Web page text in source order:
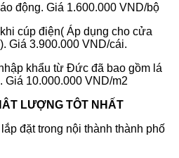
Giá 1.600.000 VND/bộ
cúp điện( Áp dụng cho cửa
Giá 3.900.000 VND/cái.
khẩu từ Đức đã bao gồm lá
10.000.000 VND/m2
LƯỢNG TÔT NHẤT
đặt trong nội thành thành phố